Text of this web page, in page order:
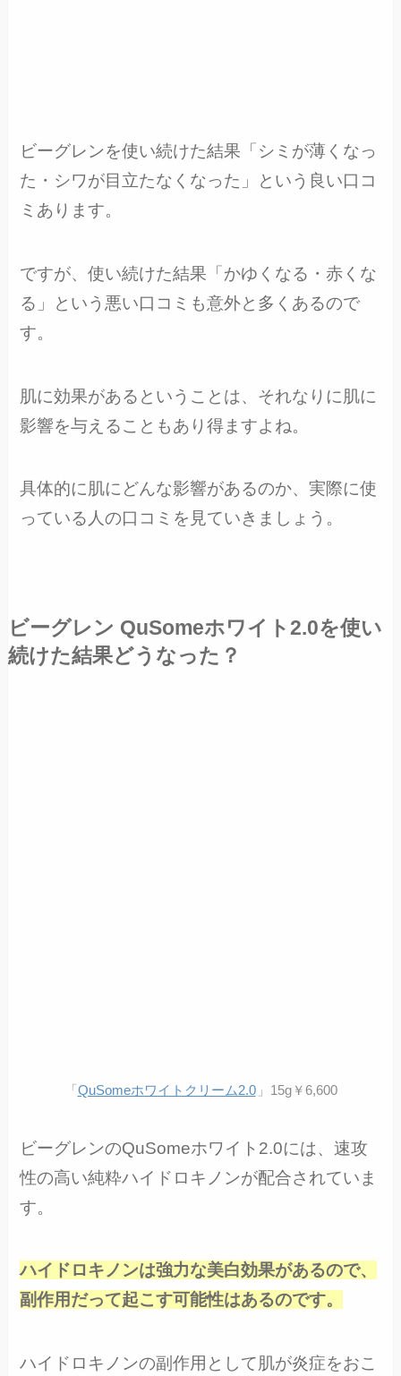
ビーグレンを使い続けた結果「シミが薄くなっ
た・シワが目立たなくなった」という良い口コ
ミあります。
ですが、使い続けた結果「かゆくなる・赤くな
る」という悪い口コミも意外と多くあるので
す。
肌に効果があるということは、それなりに肌に
影響を与えることもあり得ますよね。
具体的に肌にどんな影響があるのか、実際に使
っている人の口コミを見ていきましょう。
ビーグレン QuSomeホワイト2.0を使い
続けた結果どうなった？
「QuSomeホワイトクリーム2.0 」15g￥6,600
ビーグレンのQuSomeホワイト2.0には、速攻
性の高い純粋ハイドロキノンが配合されていま
す。
ハイドロキノンは強力な美白効果があるので、
副作用だって起こす可能性はあるのです。
ハイドロキノンの副作用として肌が炎症をおこ